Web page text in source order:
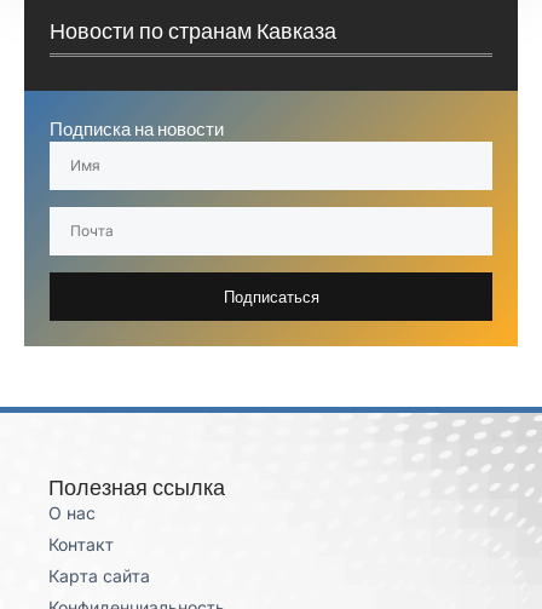
Новости по странам Кавказа
Подписка на новости
Подписаться
Полезная ссылка
О нас
Контакт
Карта сайта